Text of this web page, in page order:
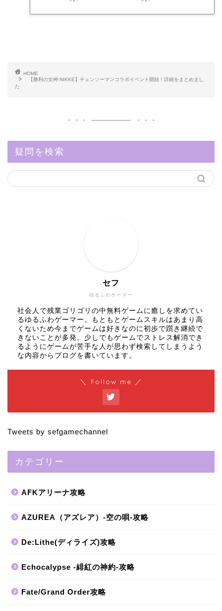
HOME
【勝利の女神:NIKKE】チェンソーマンコラボイベント開始！詳細をまとめまし
た
疑問を検索
ゆるふわゲーマー
セフ
社会人で残業ゴリゴリの中無料ゲームに癒しを求めてい
るゆるふわゲーマー。もともとゲームスキルはあまり高
くないため今までゲームは好きなのに初歩で躓き継続で
きないことが多発。少しでもゲームでストレス解消でき
るようにゲームが苦手な人が思わず検索してしまうよう
な内容からブログを書いています。
＼ Follow me ／
Tweets by sefgamechannel
カテゴリー
AFKアリーナ攻略
AZUREA（アズレア）-空の唄-攻略
De:Lithe(ディライズ)攻略
Echocalypse -緋紅の神約-攻略
Fate/Grand Order攻略